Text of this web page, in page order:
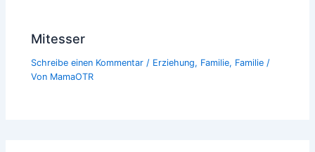
Mitesser
Schreibe einen Kommentar / Erziehung, Familie, Familie /
Von MamaOTR